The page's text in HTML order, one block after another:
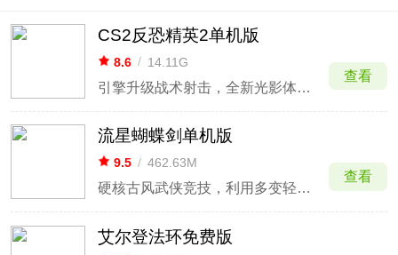
CS2反恐精英2单机版
8.6 / 14.11G
引擎升级战术射击，全新光影体验硬核火。
查看
流星蝴蝶剑单机版
9.5 / 462.63M
硬核古风武侠竞技，利用多变轻功与招式决战巅峰。
查看
艾尔登法环免费版